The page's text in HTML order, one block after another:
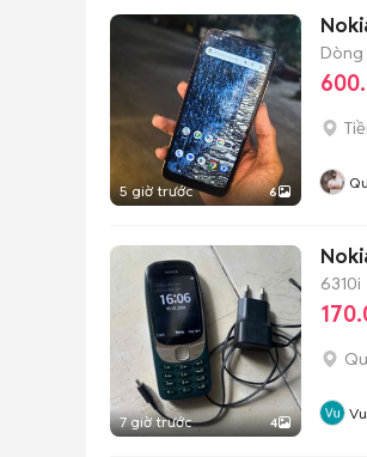
5 giờ trước 6
Dòng
7 giờ trước 4
6310i